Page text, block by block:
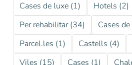
Cases de luxe (1)
Hotels (2)
Per rehabilitar (34)
Cases
Parcel.les (1)
Castells (4)
Viles (15)
Cases (1)